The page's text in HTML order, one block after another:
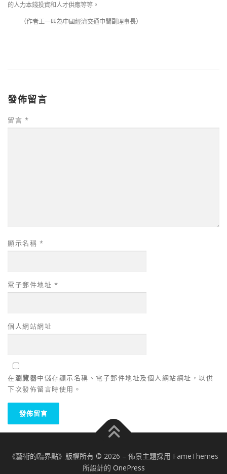
的人力本錢投資和人才供應等等。
（作者王一叫為中國經濟交通中間副理事長）
發佈留言
留言 *
顯示名稱 *
電子郵件地址 *
個人網站網址
在瀏覽器中儲存顯示名稱、電子郵件地址及個人網站網址，以供
下次發佈留言時使用。
《藝術的臨界點》版權所有 © 2026 – 佈景主題採用 FameThemes
所設計的 OnePress